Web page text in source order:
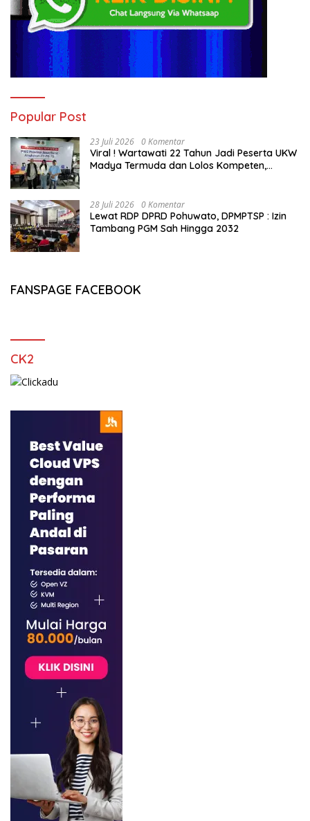
Popular Post
23 Juli 2026 0 Komentar
Viral ! Wartawati 22 Tahun Jadi Peserta UKW
Madya Termuda dan Lolos Kompeten,
28 Juli 2026 0 Komentar
Lewat RDP DPRD Pohuwato, DPMPTSP : Izin
Tambang PGM Sah Hingga 2032
FANSPAGE FACEBOOK
CK2